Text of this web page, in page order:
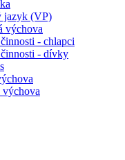
jazyk (VP)
výchova
- chlapci
- dívky